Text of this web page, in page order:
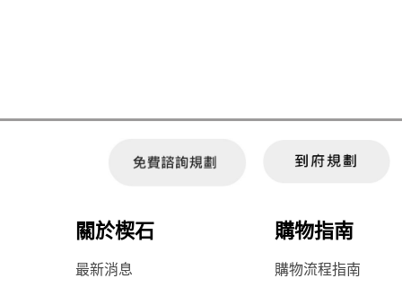
關於楔石 購物指南
最新消息 購物流程指南